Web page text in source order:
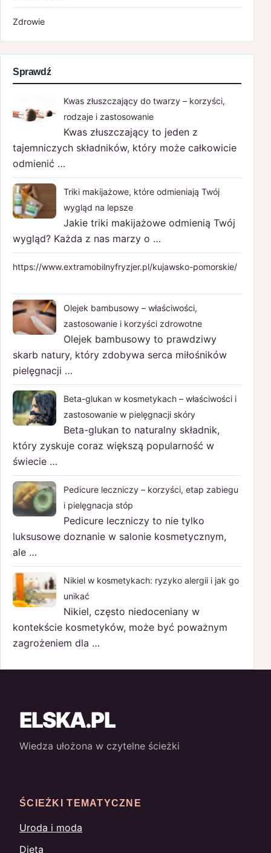
Zdrowie
Sprawdź
Kwas złuszczający do twarzy – korzyści,
rodzaje i zastosowanie
Kwas złuszczający to jeden z
tajemniczych składników, który może całkowicie
odmienić …
Triki makijażowe, które odmieniają Twój
wygląd na lepsze
Jakie triki makijażowe odmienią Twój
wygląd? Każda z nas marzy o …
https://www.extramobilnyfryzjer.pl/kujawsko-pomorskie/
Olejek bambusowy – właściwości,
zastosowanie i korzyści zdrowotne
Olejek bambusowy to prawdziwy
skarb natury, który zdobywa serca miłośników
pielęgnacji …
Beta-glukan w kosmetykach – właściwości i
zastosowanie w pielęgnacji skóry
Beta-glukan to naturalny składnik,
który zyskuje coraz większą popularność w
świecie …
Pedicure leczniczy – korzyści, etap zabiegu
i pielęgnacja stóp
Pedicure leczniczy to nie tylko
luksusowe doznanie w salonie kosmetycznym,
ale …
Nikiel w kosmetykach: ryzyko alergii i jak go
unikać
Nikiel, często niedoceniany w
kontekście kosmetyków, może być poważnym
zagrożeniem dla …
ELSKA.PL
Wiedza ułożona w czytelne ścieżki
ŚCIEŻKI TEMATYCZNE
Uroda i moda
Dieta